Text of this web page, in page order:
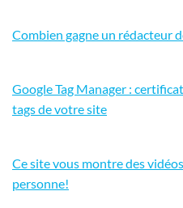
Combien gagne un rédacteur
Google Tag Manager :
tags de votre site
Ce site vous montre des
personne!